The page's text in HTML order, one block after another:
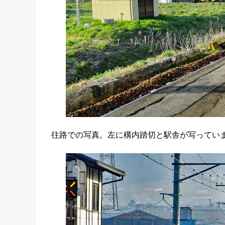
往路での写真。左に構内踏切と駅舎が写ってい